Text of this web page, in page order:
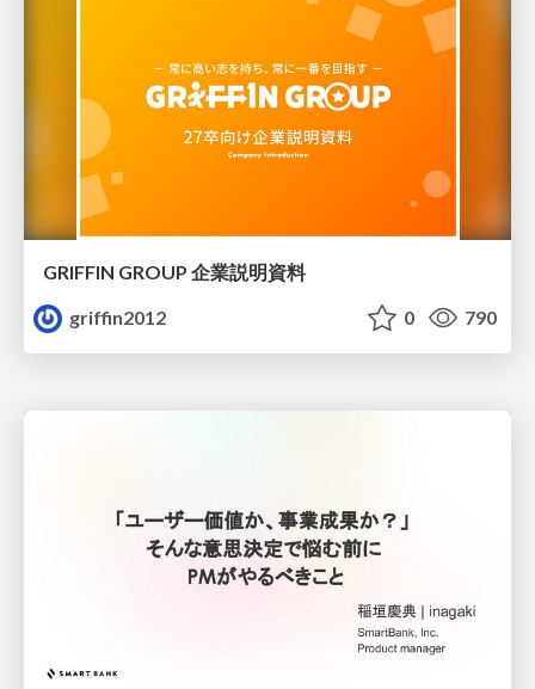
GRIFFIN GROUP 企業説明資料
griffin2012
0 790